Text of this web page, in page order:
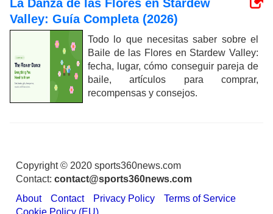
La Danza de las Flores en Stardew
Valley: Guía Completa (2026)
Todo lo que necesitas saber sobre el
Baile de las Flores en Stardew Valley:
fecha, lugar, cómo conseguir pareja de
baile, artículos para comprar,
recompensas y consejos.
Copyright © 2020 sports360news.com
Contact: contact@sports360news.com
About
Contact Privacy Policy
Terms of Service
Cookie Policy (EU)